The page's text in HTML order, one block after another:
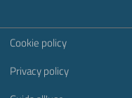
Sezione Link
Cookie policy
Privacy policy